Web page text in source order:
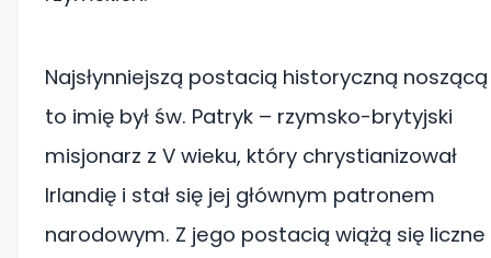
Najsłynniejszą postacią historyczną noszącą
to imię był św. Patryk – rzymsko-brytyjski
misjonarz z V wieku, który chrystianizował
Irlandię i stał się jej głównym patronem
narodowym. Z jego postacią wiążą się liczne